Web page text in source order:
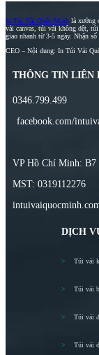
In Túi Vải Quốc Minh là xưởng
vải canvas, túi vải không dệt,
giao nhanh từ 3-5 ngày. Nhận
CEO – Nội dung: In Túi Vải
THÔNG TIN LIÊN
0346.799.499
facebook.com/
VP Hồ Chí Minh:
MST: 0319112276
DỊCH
Túi vải
Túi vải
Túi vải
Túi vải